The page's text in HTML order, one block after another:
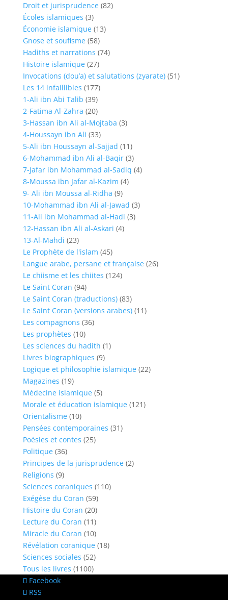
Droit et jurisprudence (82)
Écoles islamiques (3)
Économie islamique (13)
Gnose et soufisme (58)
Hadiths et narrations (74)
Histoire islamique (27)
Invocations (dou’a) et salutations (zyarate) (51)
Les 14 infaillibles (177)
1-Ali ibn Abi Talib (39)
2-Fatima Al-Zahra (20)
3-Hassan ibn Ali al-Mojtaba (3)
4-Houssayn ibn Ali (33)
5-Ali ibn Houssayn al-Sajjad (11)
6-Mohammad ibn Ali al-Baqir (3)
7-Jafar ibn Mohammad al-Sadiq (4)
8-Moussa ibn Jafar al-Kazim (4)
9- Ali ibn Moussa al-Ridha (9)
10-Mohammad ibn Ali al-Jawad (3)
11-Ali ibn Mohammad al-Hadi (3)
12-Hassan ibn Ali al-Askari (4)
13-Al-Mahdi (23)
Le Prophète de l'islam (45)
Langue arabe, persane et française (26)
Le chiisme et les chiites (124)
Le Saint Coran (94)
Le Saint Coran (traductions) (83)
Le Saint Coran (versions arabes) (11)
Les compagnons (36)
Les prophètes (10)
Les sciences du hadith (1)
Livres biographiques (9)
Logique et philosophie islamique (22)
Magazines (19)
Médecine islamique (5)
Morale et éducation islamique (121)
Orientalisme (10)
Pensées contemporaines (31)
Poésies et contes (25)
Politique (36)
Principes de la jurisprudence (2)
Religions (9)
Sciences coraniques (110)
Exégèse du Coran (59)
Histoire du Coran (20)
Lecture du Coran (11)
Miracle du Coran (10)
Révélation coranique (18)
Sciences sociales (52)
Tous les livres (1100)
Facebook
RSS